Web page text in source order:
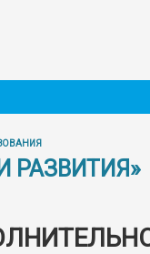
РАЗВИТИЯ»